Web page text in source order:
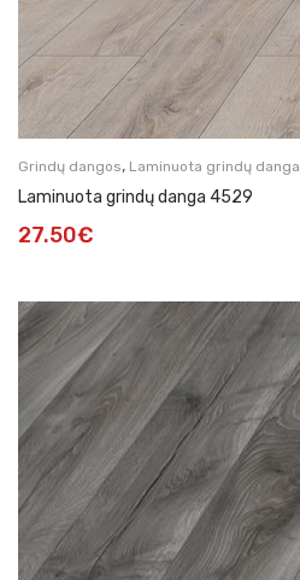
Grindų dangos, Laminuota grindų danga
Laminuota grindų danga 4529
27.50€